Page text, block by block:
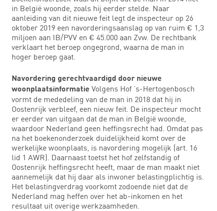
in België woonde, zoals hij eerder stelde. Naar
aanleiding van dit nieuwe feit legt de inspecteur op 26
oktober 2019 een navorderingsaanslag op van ruim € 1,3
miljoen aan IB/PVV en € 45.000 aan Zvw. De rechtbank
verklaart het beroep ongegrond, waarna de man in
hoger beroep gaat.
Navordering gerechtvaardigd door nieuwe
woonplaatsinformatie Volgens Hof ’s-Hertogenbosch
vormt de mededeling van de man in 2018 dat hij in
Oostenrijk verbleef, een nieuw feit. De inspecteur mocht
er eerder van uitgaan dat de man in België woonde,
waardoor Nederland geen heffingsrecht had. Omdat pas
na het boekenonderzoek duidelijkheid komt over de
werkelijke woonplaats, is navordering mogelijk (art. 16
lid 1 AWR). Daarnaast toetst het hof zelfstandig of
Oostenrijk heffingsrecht heeft, maar de man maakt niet
aannemelijk dat hij daar als inwoner belastingplichtig is.
Het belastingverdrag voorkomt zodoende niet dat de
Nederland mag heffen over het ab-inkomen en het
resultaat uit overige werkzaamheden.